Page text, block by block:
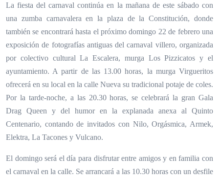
La fiesta del carnaval continúa en la mañana de este sábado con
una zumba carnavalera en la plaza de la Constitución, donde
también se encontrará hasta el próximo domingo 22 de febrero una
exposición de fotografías antiguas del carnaval villero, organizada
por colectivo cultural La Escalera, murga Los Pizzicatos y el
ayuntamiento. A partir de las 13.00 horas, la murga Virgueritos
ofrecerá en su local en la calle Nueva su tradicional potaje de coles.
Por la tarde-noche, a las 20.30 horas, se celebrará la gran Gala
Drag Queen y del humor en la explanada anexa al Quinto
Centenario, contando de invitados con Nilo, Orgásmica, Armek,
Elektra, La Tacones y Vulcano.
El domingo será el día para disfrutar entre amigos y en familia con
el carnaval en la calle. Se arrancará a las 10.30 horas con un desfile